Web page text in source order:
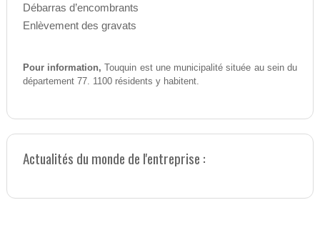
Débarras d’encombrants
Enlèvement des gravats
Pour information, Touquin est une municipalité située au sein du
département 77. 1100 résidents y habitent.
Actualités du monde de l'entreprise :